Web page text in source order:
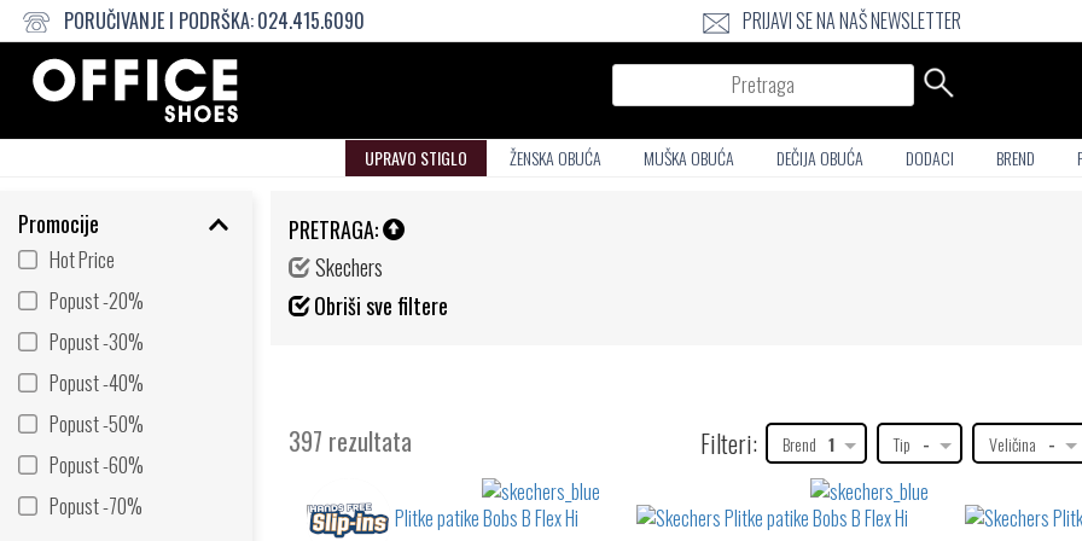
PORUČIVANJE I PODRŠKA:024.415.6090 PRIJAVI SE NA NAŠ NEWSLETTER
Pretraga
UPRAVO STIGLO ŽENSKA OBUĆA MUŠKA OBUĆA DEČIJA OBUĆA DODACI BREND
Promocije
Hot Price
Popust -20%
Popust -30%
Popust -40%
Popust -50%
Popust -60%
Popust -70%
PRETRAGA:
Skechers
Obriši sve filtere
397 rezultata Filteri: Brend 1 Tip - Veličina -